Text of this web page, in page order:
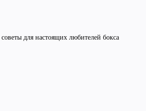
для настоящих любителей бокса